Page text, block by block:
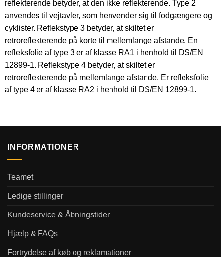
reflekterende betyder, at den ikke reflekterende. Type 2
anvendes til vejtavler, som henvender sig til fodgængere og
cyklister. Reflekstype 3 betyder, at skiltet er
retroreflekterende på korte til mellemlange afstande. En
refleksfolie af type 3 er af klasse RA1 i henhold til DS/EN
12899-1. Reflekstype 4 betyder, at skiltet er
retroreflekterende på mellemlange afstande. Er refleksfolie
af type 4 er af klasse RA2 i henhold til DS/EN 12899-1.
INFORMATIONER
Teamet
Ledige stillinger
Kundeservice & Åbningstider
Hjælp & FAQs
Fortrydelse af køb og reklamationer